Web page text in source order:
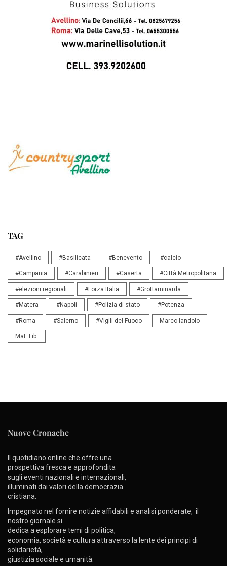
TAG
#Avellino #Basilicata #Benevento #calcio
#Campania #Carabinieri #Caserta #Città Metropolitana
#elezioni regionali #Forza Italia #Grottaminarda
#Matera #Napoli #Polizia di stato #Potenza
#Roma #Salerno #Vigili del Fuoco Marco Iandolo
Mat. Lib.
Nuove Cronache
Il quotidiano online che offre una
prospettiva fresca e approfondita
sugli eventi nazionali e internazionali,
illuminati dai valori della democrazia
cristiana.
Impegnato nel fornire notizie affidabili e analisi ponderate, il
nostro giornale si
dedica a esplorare temi di politica,
economia, società e cultura attraverso la lente dei principi di
solidarietà,
giustizia sociale e umanità.